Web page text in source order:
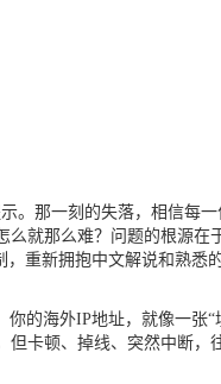
。那一刻的失落，相信每一
就那么难？问题的根源在
重新拥抱中文解说和熟悉的
的海外IP地址，就像一张
卡顿、掉线、突然中断，